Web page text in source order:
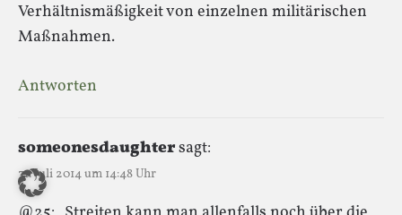
Verhältnismäßigkeit von einzelnen militärischen
Maßnahmen.
Antworten
someonesdaughtersagt:
31. Juli 2014 um 14:48 Uhr